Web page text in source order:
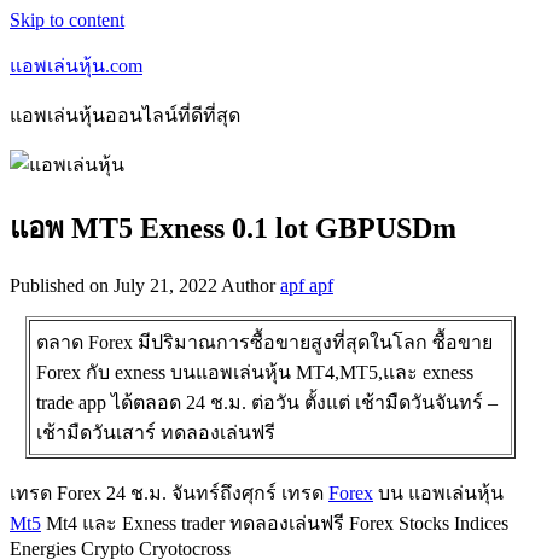
Skip to content
แอพเล่นหุ้น.com
แอพเล่นหุ้นออนไลน์ที่ดีที่สุด
แอพ MT5 Exness 0.1 lot GBPUSDm
Published on July 21, 2022 Authorapf apf
ตลาด Forex มีปริมาณการซื้อขายสูงที่สุดในโลก ซื้อขาย
Forex กับ exness บนแอพเล่นหุ้น MT4,MT5,และ exness
trade app ได้ตลอด 24 ช.ม. ต่อวัน ตั้งแต่ เช้ามืดวันจันทร์ –
เช้ามืดวันเสาร์ ทดลองเล่นฟรี
เทรด Forex 24 ช.ม. จันทร์ถึงศุกร์ เทรด Forex บน แอพเล่นหุ้น
Mt5 Mt4 และ Exness trader ทดลองเล่นฟรี Forex Stocks Indices
Energies Crypto Cryotocross